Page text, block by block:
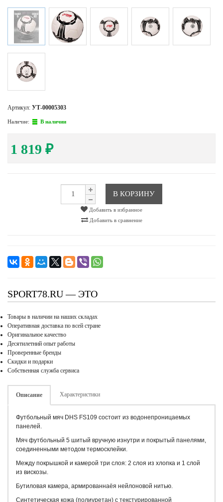
Артикул: УТ-00005303
Наличие: В наличии
1 819 ₽
В КОРЗИНУ
Добавить в избранное
Добавить в сравнение
SPORT78.RU — ЭТО
Товары в наличии на наших складах
Оперативная доставка по всей стране
Оригинальное качество
Десятилетний опыт работы
Проверенные бренды
Скидки и подарки
Собственная служба сервиса
Описание Характеристики
Футбольный мяч DHS FS109 состоит из водонепроницаемых
панелей.
Мяч футбольный 5 шитый вручную изнутри и покрытый панелями,
соединенными методом термосклейки.
Между покрышкой и камерой три слоя: 2 слоя из хлопка и 1 слой
из вискозы.
Бутиловая камера, армированнаёя нейлоновой нитью.
Cинтетическая кожа (полиуретан) c текстурированной